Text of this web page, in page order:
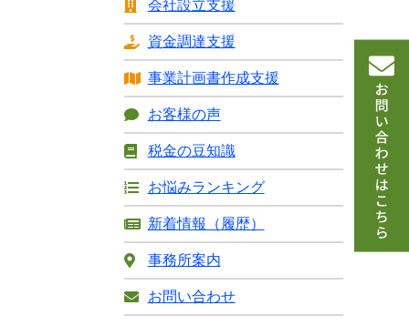
会社設立支援
資金調達支援
事業計画書作成支援
お客様の声
税金の豆知識
お悩みランキング
新着情報（履歴）
事務所案内
お問い合わせ